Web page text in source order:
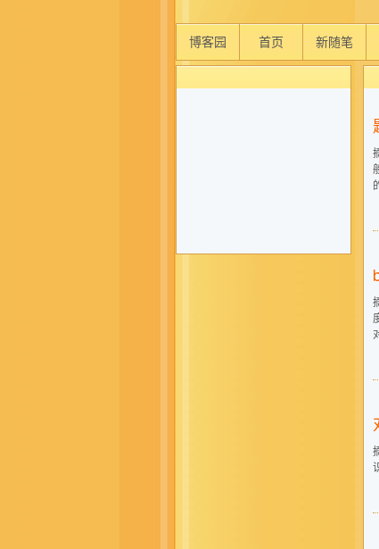
博客园 首页 新随笔